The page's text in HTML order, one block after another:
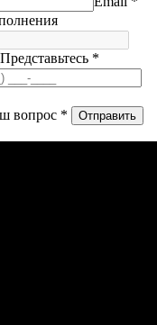
Представьтесь *
вопрос *